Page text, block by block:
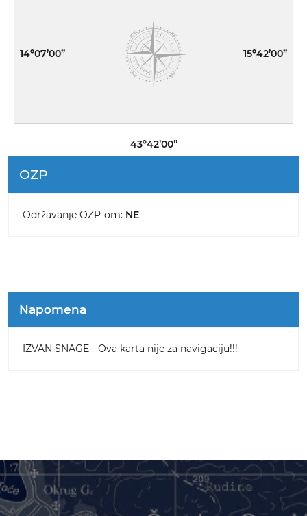
15º42’00”
43º42’00”
14º07’00”
OZP
Održavanje OZP-om: NE
Napomena
IZVAN SNAGE - Ova karta nije za navigaciju!!!